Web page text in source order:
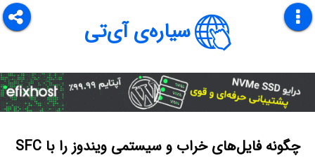
سیاره‌ی آی‌تی
چگونه فایل‌های خراب و سیستمی ویندوز را با SFC